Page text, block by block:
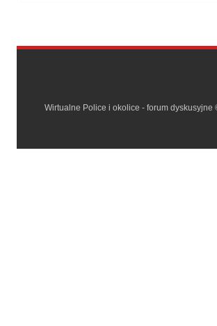
Wirtualne Police i okolice - forum